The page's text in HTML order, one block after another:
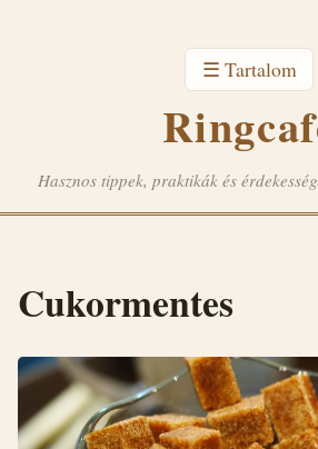
☰ Tartalom
Hasznos tippek, praktikák és
Cukormentes